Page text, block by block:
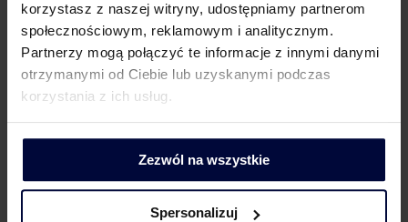
korzystasz z naszej witryny, udostępniamy partnerom
społecznościowym, reklamowym i analitycznym.
Partnerzy mogą połączyć te informacje z innymi danymi
otrzymanymi od Ciebie lub uzyskanymi podczas
korzystania z ich usług.
Zezwól na wszystkie
Spersonalizuj
W przypadku zainteresowania powyższym
orzeczeniem i jego wpływem na Państwa działalność
prosimy o kontakt z nami:
Janina
janina.fornalik@mddp.pl
Jaros
krzysztof.jaros@mddp.pl
399 980